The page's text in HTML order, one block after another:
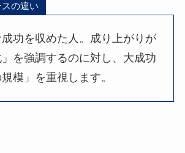
の違い
功を収めた人。成り上がりが
」を強調するのに対し、大成功
模」を重視します。